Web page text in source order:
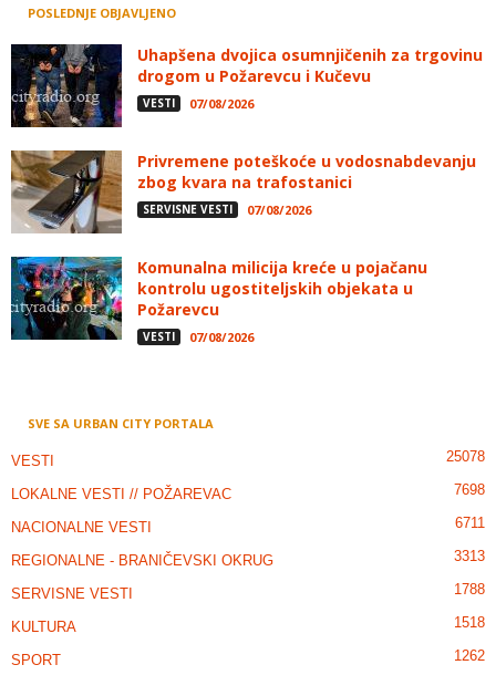
POSLEDNJE OBJAVLJENO
Uhapšena dvojica osumnjičenih za trgovinu
drogom u Požarevcu i Kučevu
VESTI 07/08/2026
Privremene poteškoće u vodosnabdevanju
zbog kvara na trafostanici
SERVISNE VESTI 07/08/2026
Komunalna milicija kreće u pojačanu
kontrolu ugostiteljskih objekata u
Požarevcu
VESTI 07/08/2026
SVE SA URBAN CITY PORTALA
VESTI 25078
LOKALNE VESTI // POŽAREVAC 7698
NACIONALNE VESTI 6711
REGIONALNE - BRANIČEVSKI OKRUG 3313
SERVISNE VESTI 1788
KULTURA 1518
SPORT 1262